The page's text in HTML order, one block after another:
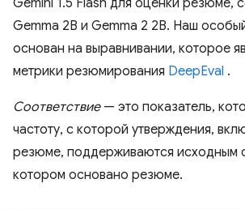
Gemini 1.5 Flash для оценки резюме,
Gemma 2B и Gemma 2 2B. Наш
основан на выравнивании, которое
метрики резюмирования DeepEval .
Соответствие— это показатель,
частоту, с которой утверждения,
резюме, поддерживаются исходным
котором основано резюме.